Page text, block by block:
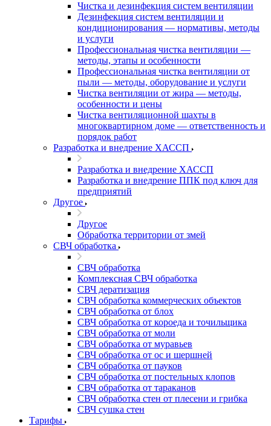
Чистка и дезинфекция систем вентиляции
Дезинфекция систем вентиляции и
кондиционирования — нормативы, методы
и услуги
Профессиональная чистка вентиляции —
методы, этапы и особенности
Профессиональная чистка вентиляции от
пыли — методы, оборудование и услуги
Чистка вентиляции от жира — методы,
особенности и цены
Чистка вентиляционной шахты в
многоквартирном доме — ответственность и
порядок работ
Разработка и внедрение ХАССП
Разработка и внедрение ХАССП
Разработка и внедрение ППК под ключ для
предприятий
Другое
Другое
Обработка территории от змей
СВЧ обработка
СВЧ обработка
Комплексная СВЧ обработка
СВЧ дератизация
СВЧ обработка коммерческих объектов
СВЧ обработка от блох
СВЧ обработка от короеда и точильщика
СВЧ обработка от моли
СВЧ обработка от муравьев
СВЧ обработка от ос и шершней
СВЧ обработка от пауков
СВЧ обработка от постельных клопов
СВЧ обработка от тараканов
СВЧ обработка стен от плесени и грибка
СВЧ сушка стен
Тарифы